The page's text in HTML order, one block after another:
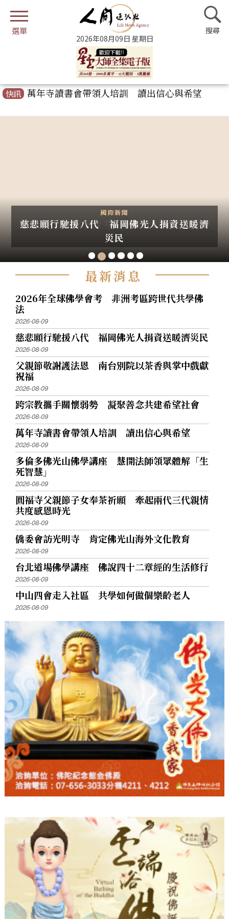
2026年08月09日 星期日
快訊 萬年寺讀書會帶領人培訓 讀出信心與希望
2026年全球佛學會考 非洲考區跨世代共學佛法
跨宗教攜手關懷弱勢 凝聚善念共建希望社會
教育人文
2026年全球佛學會考 非洲考區跨世代共學
佛法
國際新聞
慈悲願行馳援八代 福岡佛光人捐資送暖濟
災民
大師專區
【星雲大師全集21】佛教管理學．弘法系列
──佛光山的管理法⑤
大師專區
【星雲大師全集21】佛教管理學．弘法系列
──佛光山的管理法④
國際新聞
日本熊本7級強震釀災 佛光人深入益城町賑
災
佛光新聞
佛光山三寶寺重建落成 心保和尚主法三皈
五戒
最新消息
2026年全球佛學會考 非洲考區跨世代共學佛
法
2026-08-09
慈悲願行馳援八代 福岡佛光人捐資送暖濟災民
2026-08-09
父親節敬謝護法恩 南台別院以茶香與掌中戲獻
祝福
2026-08-09
跨宗教攜手關懷弱勢 凝聚善念共建希望社會
2026-08-09
萬年寺讀書會帶領人培訓 讀出信心與希望
2026-08-09
多倫多佛光山佛學講座 慧開法師領眾體解「生
死智慧」
2026-08-09
圓福寺父親節子女奉茶祈願 牽起兩代三代親情
共度感恩時光
2026-08-09
僑委會訪光明寺 肯定佛光山海外文化教育
2026-08-09
台北道場佛學講座 佛說四十二章經的生活修行
2026-08-09
中山四會走入社區 共學如何做個樂齡老人
2026-08-09